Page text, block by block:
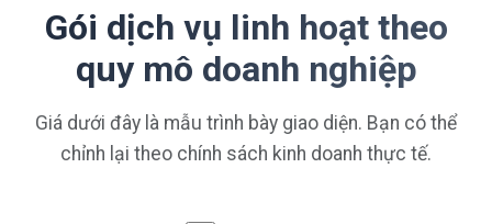
Gói dịch vụ linh hoạt theo
quy mô doanh nghiệp
Giá dưới đây là mẫu trình bày giao diện. Bạn có thể
chỉnh lại theo chính sách kinh doanh thực tế.